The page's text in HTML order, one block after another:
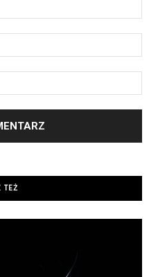
TEŻ